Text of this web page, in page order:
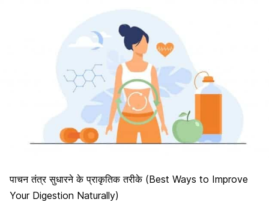
पाचन तंत्र सुधारने के प्राकृतिक तरीके (Best Ways to Improve
Your Digestion Naturally)